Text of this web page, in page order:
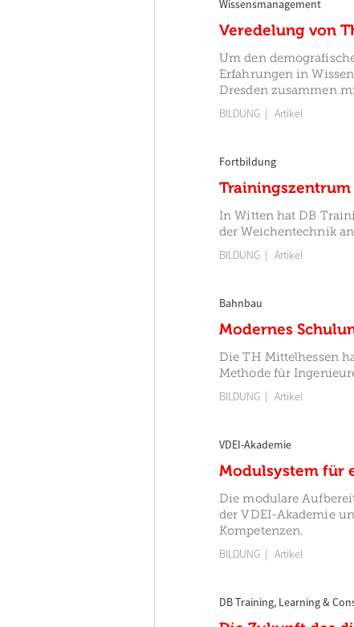
Wissensmanagement
Veredelung von
Um den
Erfahrungen in
Dresden zusammen
BILDUNG | Artikel
Fortbildung
In Witten hat DB
der Weichentechnik
BILDUNG | Artikel
Bahnbau
Modernes
Die TH Mittelhessen
Methode für
BILDUNG | Artikel
VDEI-Akademie
Modulsystem für
Die modulare
der VDEI-Akademie
Kompetenzen.
BILDUNG | Artikel
DB Training, Learning &